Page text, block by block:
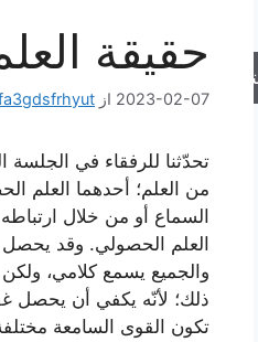
حقيقة
2023-02-07 از
تحدّثنا للرفقاء في
من العلم؛ أحدهما العلم
السماع أو من خلال
العلم الحصولي. وقد يحصل
والجميع يسمع كلامي،
ذلك؛ لأنّه يكفي أن يحصل
تكون القوى السامعة